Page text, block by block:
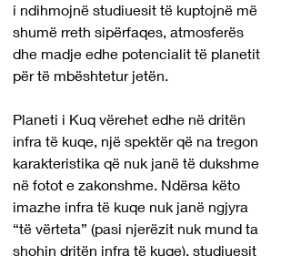
i ndihmojnë studiuesit të kuptojnë më
shumë rreth sipërfaqes, atmosferës
dhe madje edhe potencialit të planetit
për të mbështetur jetën.
Planeti i Kuq vërehet edhe në dritën
infra të kuqe, një spektër që na tregon
karakteristika që nuk janë të dukshme
në fotot e zakonshme. Ndërsa këto
imazhe infra të kuqe nuk janë ngjyra
“të vërteta” (pasi njerëzit nuk mund ta
shohin dritën infra të kuqe), studiuesit